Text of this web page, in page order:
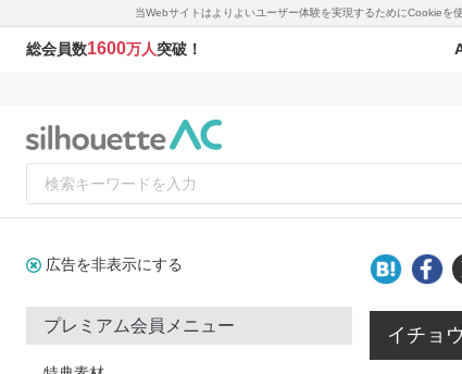
当Webサイトはよりよいユーザー体験を実現するためにCookieを
総会員数1600万人突破！
広告を非表示にする
プレミアム会員メニュー イチョ